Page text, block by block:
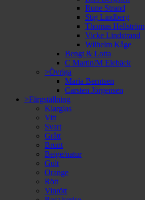
Rune Strand
Stig Lindberg
Thomas Hellström
Vicke Lindstrand
Wilhelm Kåge
Bengt & Lotta
C Martin/M Elebäck
>Övriga
Maria Berntsen
Carsten Jörgensen
>Färgställning
Klarglas
Vitt
Svart
Grått
Brunt
Beige/natur
Gult
Orange
Rött
Vinrött